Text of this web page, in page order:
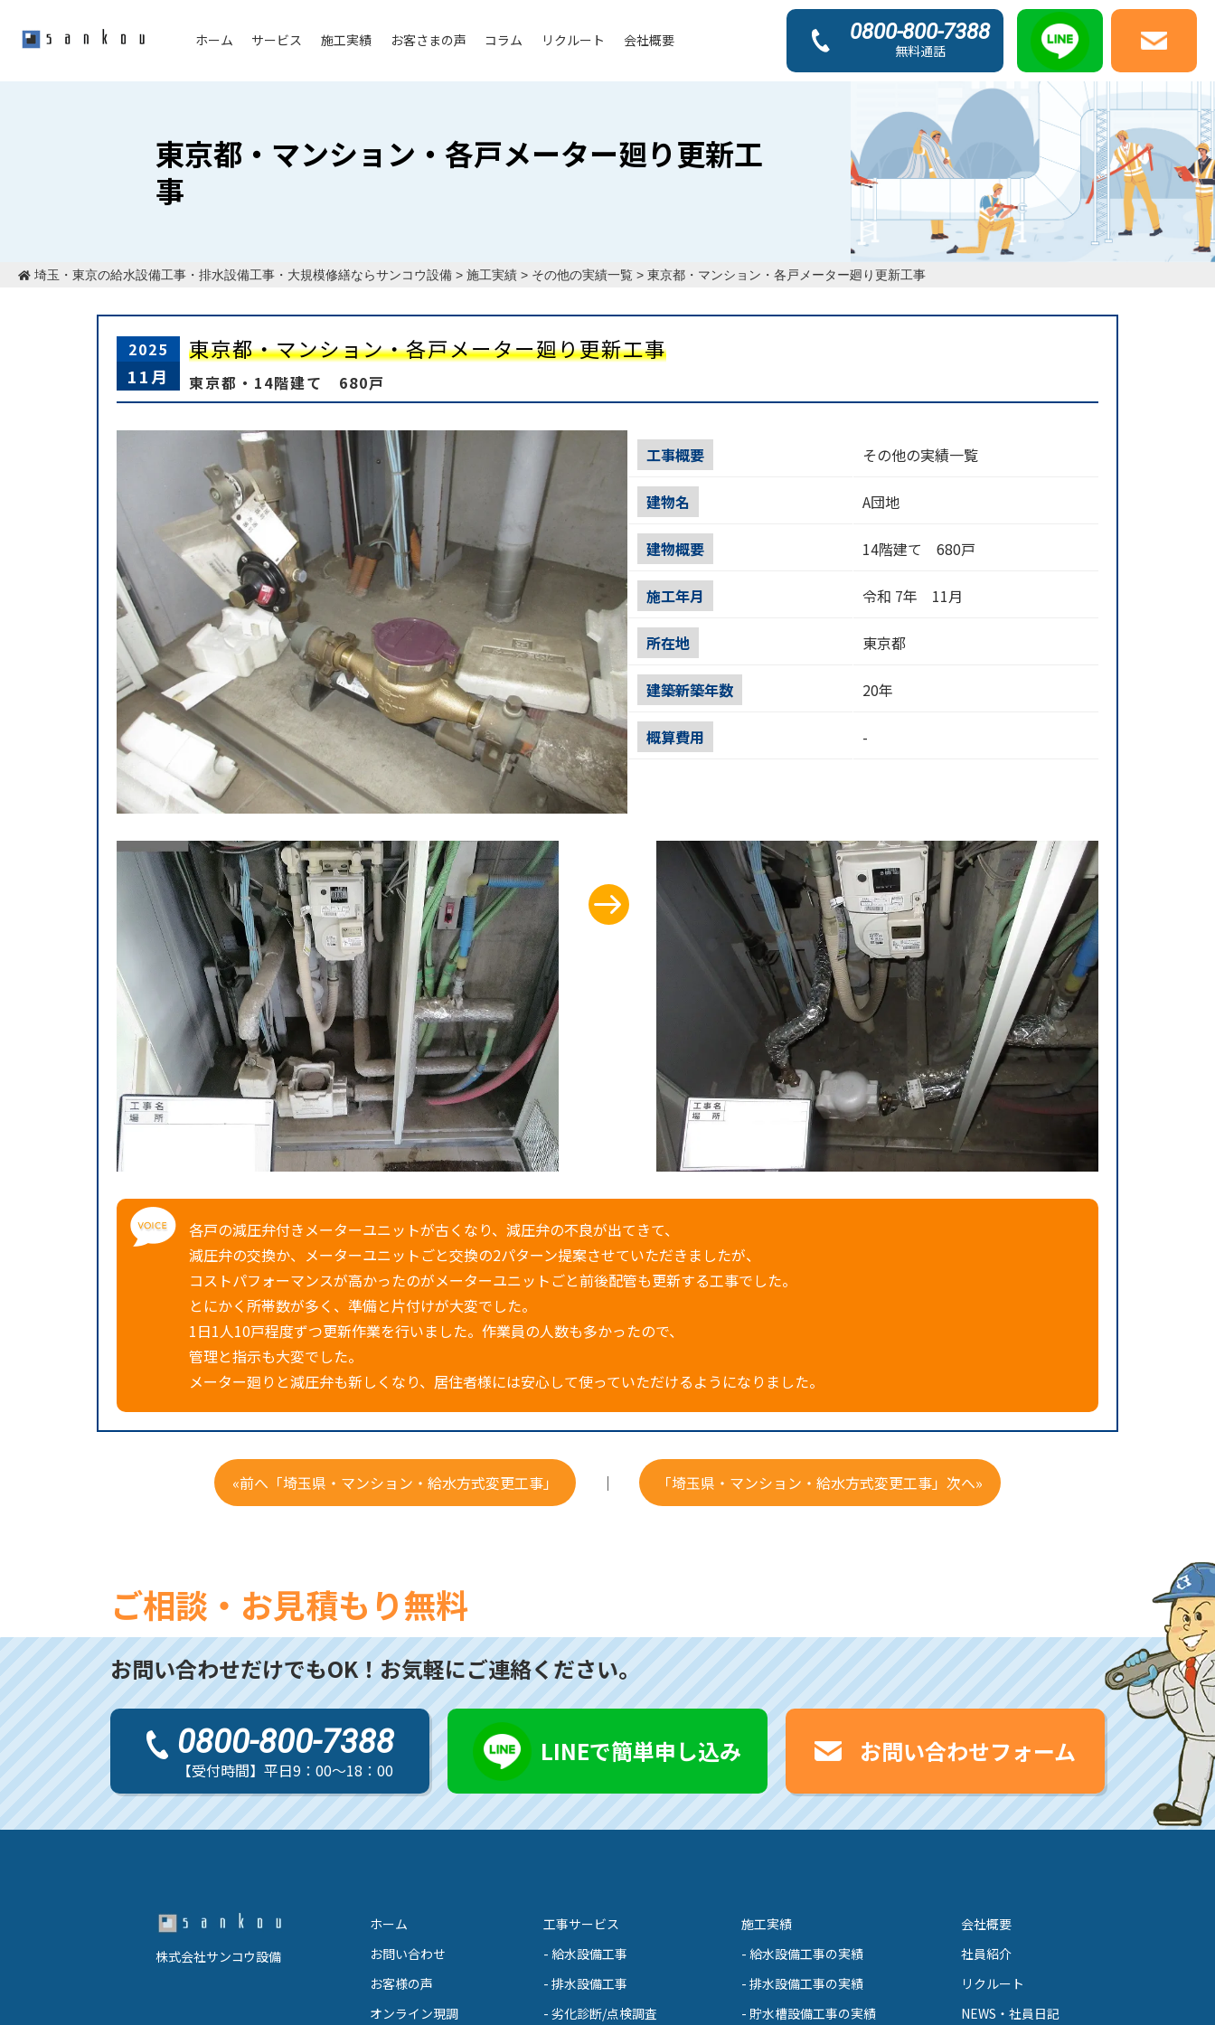
ホーム サービス 施工実績 お客さまの声 コラム リクルート 会社概要 0800-800-7388
無料通話
東京都・マンション・各戸メーター廻り更新工
事
埼玉・東京の給水設備工事・排水設備工事・大規模修繕ならサンコウ設備 > 施工実績 > その他の実績一覧 > 東京都・マンション・各戸メーター廻り更新工事
2025
11月
東京都・マンション・各戸メーター廻り更新工事
東京都・14階建て 680戸
工事概要 その他の実績一覧
建物名 A団地
建物概要 14階建て 680戸
施工年月 令和 7年 11月
所在地 東京都
建築新築年数 20年
概算費用 -
各戸の減圧弁付きメーターユニットが古くなり、減圧弁の不良が出てきて、
減圧弁の交換か、メーターユニットごと交換の2パターン提案させていただきましたが、
コストパフォーマンスが高かったのがメーターユニットごと前後配管も更新する工事でした。
とにかく所帯数が多く、準備と片付けが大変でした。
1日1人10戸程度ずつ更新作業を行いました。作業員の人数も多かったので、
管理と指示も大変でした。
メーター廻りと減圧弁も新しくなり、居住者様には安心して使っていただけるようになりました。
«前へ「埼玉県・マンション・給水方式変更工事」 ｜ 「埼玉県・マンション・給水方式変更工事」次へ»
ご相談・お見積もり無料
お問い合わせだけでもOK！ お気軽にご連絡ください。
0800-800-7388
【受付時間】平日9：00～18：00
LINEで簡単申し込み お問い合わせフォーム
株式会社サンコウ設備
ホーム
お問い合わせ
お客様の声
オンライン現調
工事サービス
- 給水設備工事
- 排水設備工事
- 劣化診断/点検調査
施工実績
- 給水設備工事の実績
- 排水設備工事の実績
- 貯水槽設備工事の実績
会社概要
社員紹介
リクルート
NEWS・社員日記